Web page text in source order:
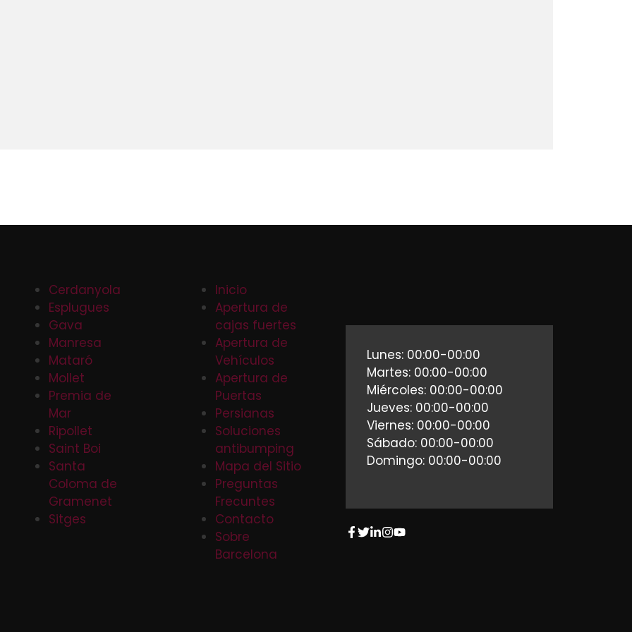
Cerdanyola
Esplugues
Gava
Manresa
Mataró
Mollet
Premia de
Mar
Ripollet
Saint Boi
Santa
Coloma de
Gramenet
Sitges
Inicio
Apertura de
cajas fuertes
Apertura de
Vehículos
Apertura de
Puertas
Persianas
Soluciones
antibumping
Mapa del Sitio
Preguntas
Frecuntes
Contacto
Sobre
Barcelona
Lunes: 00:00-00:00
Martes: 00:00-00:00
Miércoles: 00:00-00:00
Jueves: 00:00-00:00
Viernes: 00:00-00:00
Sábado: 00:00-00:00
Domingo: 00:00-00:00